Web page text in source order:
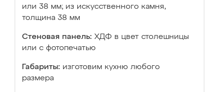
или 38 мм; из искусственного камня,
толщина 38 мм
Стеновая панель: ХДФ в цвет столешницы
или с фотопечатью
Габариты: изготовим кухню любого
размера